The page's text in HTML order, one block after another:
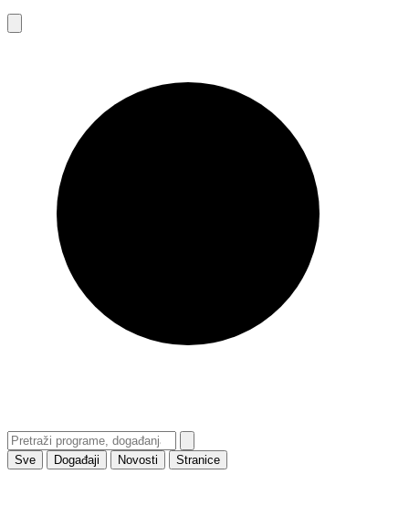
Sve Događaji Novosti Stranice